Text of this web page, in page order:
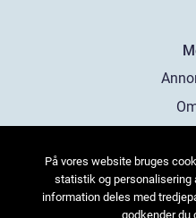
På vores website bruges
statistik og personalisering
information deles med
godkender du